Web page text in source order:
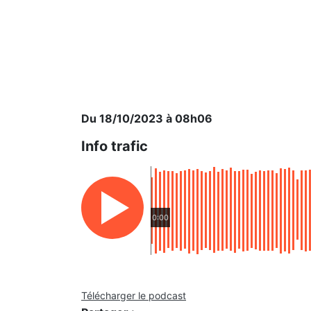
Du 18/10/2023 à 08h06
Info trafic
0:00
Télécharger le podcast